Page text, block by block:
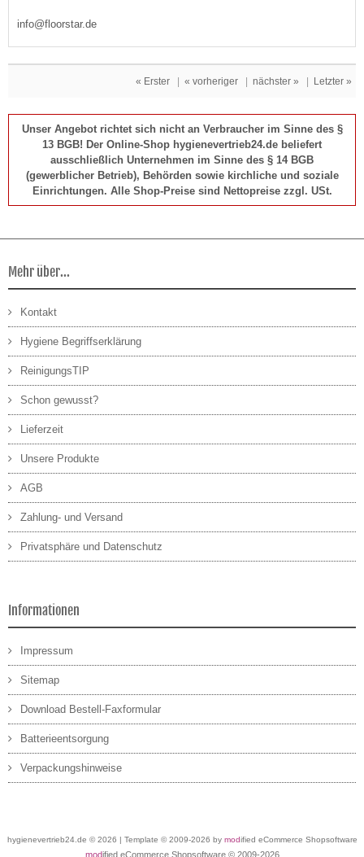
info@floorstar.de
« Erster | « vorheriger | nächster » | Letzter »
Unser Angebot richtet sich nicht an Verbraucher im Sinne des §
13 BGB! Der Online-Shop hygienevertrieb24.de beliefert
ausschließlich Unternehmen im Sinne des § 14 BGB
(gewerblicher Betrieb), Behörden sowie kirchliche und soziale
Einrichtungen. Alle Shop-Preise sind Nettopreise zzgl. USt.
Mehr über...
Kontakt
Hygiene Begriffserklärung
ReinigungsTIP
Schon gewusst?
Lieferzeit
Unsere Produkte
AGB
Zahlung- und Versand
Privatsphäre und Datenschutz
Informationen
Impressum
Sitemap
Download Bestell-Faxformular
Batterieentsorgung
Verpackungshinweise
hygienevertrieb24.de © 2026 | Template © 2009-2026 by modified eCommerce Shopsoftware
modified eCommerce Shopsoftware © 2009-2026